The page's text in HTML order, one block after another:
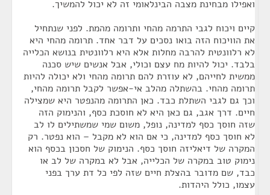
ואפילו מבחינת מצבה הבינלאומי זה לא יכול להמשיך.
קיים ויכוח לגבי התרמה מהחי ותרומה מהמת. לפני שנתחיל
את הוויכוח הזה בואו נסכים על דבר אחד. תרומה מהחי היא
לא רלוונטית להרבה מחלות אלא היא רלוונטית בנושא הכלייה
בלבד. יכול להיות מח עצם וכולי, אבל אנשים שיש סכנה
ממשית לחייהם, לא עוזרת להם תרומה מהחי ולא יכולה להיות
תרומה מהחי. בהשתלה מהלב אי-אפשר לקבל תרומה מהחי,
וכך גם לגבי השתלת כבד. כאן התרומה מהנפטר היא שמצילה
חיים. דרך אגב, גם כאן היא לא חוסכת כסף, והנימוק הזה
שזה חוסך כסף למדינה, נופל, משום שמי שמשתילים לו לב
לא חוסך כסף למדינה, כי אם הוא לא מקבל – הוא נפטר. רק
המקרה של דיאליזה חוסך כסף. הנימוק של חסכון בכסף הוא
נימוק טוב במקרה של הכלייה, אבל לא במקרה של לב או
כבד, שם מדובר בהצלת חיים שזה לפי כל דת ערך בפני
עצמו, כולל היהדות.